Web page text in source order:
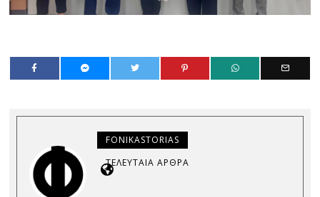
FONIKASTORIAS
ΤΕΛΕΥΤΑΊΑ ΆΡΘΡΑ